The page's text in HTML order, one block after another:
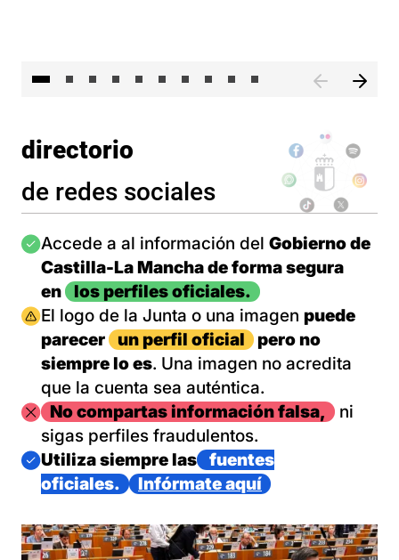
directorio
de redes sociales
Imagen
Accede a al información del Gobierno de
Castilla-La Mancha de forma segura
en
los perfiles oficiales.
Imagen
El logo de la Junta o una imagen puede
parecer
un perfil oficial
pero no
siempre lo es. Una imagen no acredita
que la cuenta sea auténtica.
ImagenNo compartas información falsa,
ni
sigas perfiles fraudulentos.
Imagen
Utiliza siempre las
fuentes
oficiales.
Infórmate aquí